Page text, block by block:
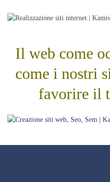
Il web come
come i nostri
favorire il